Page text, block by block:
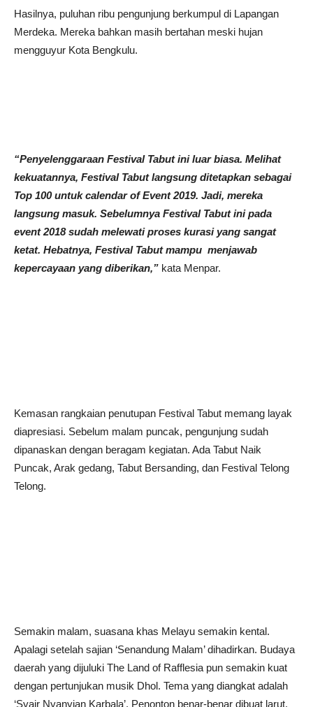
Hasilnya, puluhan ribu pengunjung berkumpul di Lapangan
Merdeka. Mereka bahkan masih bertahan meski hujan
mengguyur Kota Bengkulu.
“Penyelenggaraan Festival Tabut ini luar biasa. Melihat
kekuatannya, Festival Tabut langsung ditetapkan sebagai
Top 100 untuk calendar of Event 2019. Jadi, mereka
langsung masuk. Sebelumnya Festival Tabut ini pada
event 2018 sudah melewati proses kurasi yang sangat
ketat. Hebatnya, Festival Tabut mampu menjawab
kepercayaan yang diberikan,” kata Menpar.
Kemasan rangkaian penutupan Festival Tabut memang layak
diapresiasi. Sebelum malam puncak, pengunjung sudah
dipanaskan dengan beragam kegiatan. Ada Tabut Naik
Puncak, Arak gedang, Tabut Bersanding, dan Festival Telong
Telong.
Semakin malam, suasana khas Melayu semakin kental.
Apalagi setelah sajian ‘Senandung Malam’ dihadirkan. Budaya
daerah yang dijuluki The Land of Rafflesia pun semakin kuat
dengan pertunjukan musik Dhol. Tema yang diangkat adalah
‘Syair Nyanyian Karbala’. Penonton benar-benar dibuat larut.